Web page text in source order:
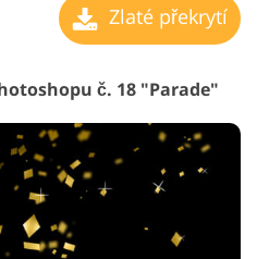
Zlaté překrytí
č. 18 "Parade"